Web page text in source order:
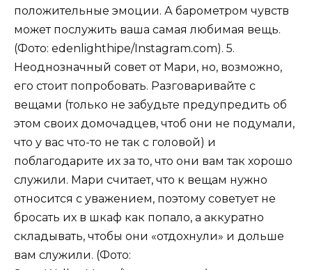
положительные эмоции. А барометром чувств
может послужить ваша самая любимая вещь.
(Фото: edenlighthipe/Instagram.com). 5.
Неоднозначный совет от Мари, но, возможно,
его стоит попробовать. Разговаривайте с
вещами (только не забудьте предупредить об
этом своих домочадцев, чтоб они не подумали,
что у вас что-то не так с головой) и
поблагодарите их за то, что они вам так хорошо
служили. Мари считает, что к вещам нужно
относится с уважением, поэтому советует не
бросать их в шкаф как попало, а аккуратно
складывать, чтобы они «отдохнули» и дольше
вам служили. (Фото: